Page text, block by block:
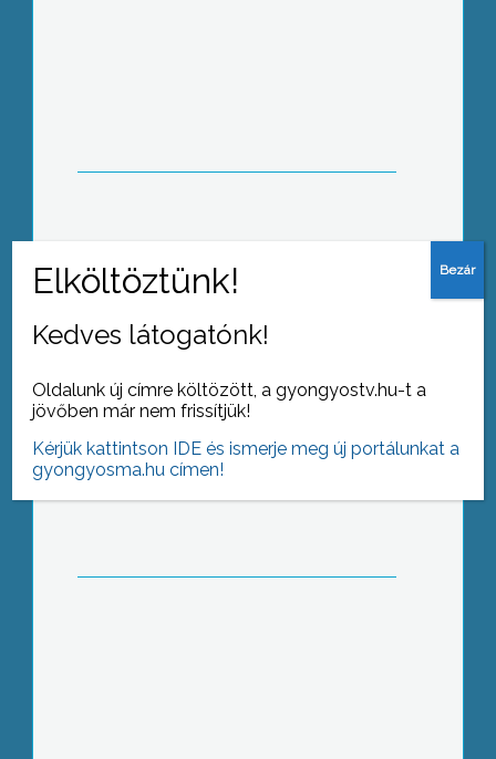
gyöngyösi Mátra Múzeumban
Több mint 20 ezer indulóból jutott a
legjobb 15 közé a Google
Kedves látogatónk!
Oldalunk új címre költözött, a gyongyostv.hu-t a
jövőben már nem frissítjük!
Kérjük kattintson IDE és ismerje meg új portálunkat a
gyongyosma.hu címen!